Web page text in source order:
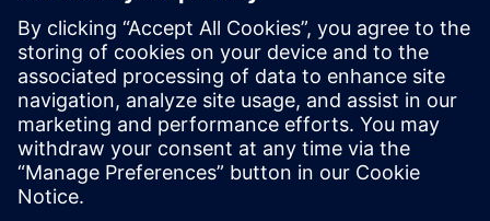
Forespørsel om eksklusiv opplæring
Fyll ut skjemaet nedenfor hvis du ønsker et tilbud på et
eksklusivt kurs, enten på stedet, virtuelt eller på vårt SITRAIN-
kurssenter. Denne typen forespørsel passer for større grupper (6
personer eller flere). Etter at du har oppgitt kontaktinformasjon
og kursbehov, vil du motta et tilbud fra oss.
Be om eksklusivt tilbud